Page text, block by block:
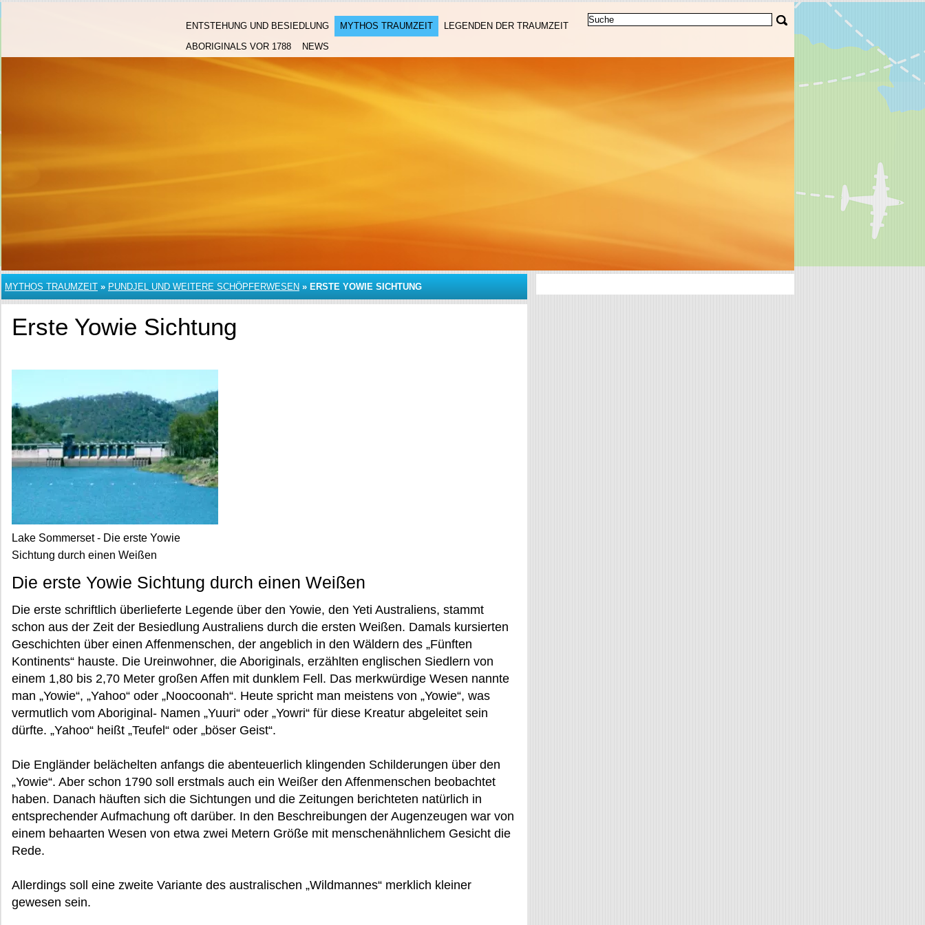
ENTSTEHUNG UND BESIEDLUNG MYTHOS TRAUMZEIT
LEGENDEN DER TRAUMZEIT
ABORIGINALS VOR 1788
NEWS
MYTHOS TRAUMZEIT » PUNDJEL UND WEITERE SCHÖPFERWESEN » ERSTE YOWIE SICHTUNG
Erste Yowie Sichtung
Lake Sommerset - Die erste Yowie
Sichtung durch einen Weißen
Die erste Yowie Sichtung durch einen Weißen
Die erste schriftlich überlieferte Legende über den Yowie, den Yeti Australiens, stammt
schon aus der Zeit der Besiedlung Australiens durch die ersten Weißen. Damals kursierten
Geschichten über einen Affenmenschen, der angeblich in den Wäldern des „Fünften
Kontinents“ hauste. Die Ureinwohner, die Aboriginals, erzählten englischen Siedlern von
einem 1,80 bis 2,70 Meter großen Affen mit dunklem Fell. Das merkwürdige Wesen nannte
man „Yowie“, „Yahoo“ oder „Noocoonah“. Heute spricht man meistens von „Yowie“, was
vermutlich vom Aboriginal- Namen „Yuuri“ oder „Yowri“ für diese Kreatur abgeleitet sein
dürfte. „Yahoo“ heißt „Teufel“ oder „böser Geist“.
Die Engländer belächelten anfangs die abenteuerlich klingenden Schilderungen über den
„Yowie“. Aber schon 1790 soll erstmals auch ein Weißer den Affenmenschen beobachtet
haben. Danach häuften sich die Sichtungen und die Zeitungen berichteten natürlich in
entsprechender Aufmachung oft darüber. In den Beschreibungen der Augenzeugen war von
einem behaarten Wesen von etwa zwei Metern Größe mit menschenähnlichem Gesicht die
Rede.
Allerdings soll eine zweite Variante des australischen „Wildmannes“ merklich kleiner
gewesen sein.